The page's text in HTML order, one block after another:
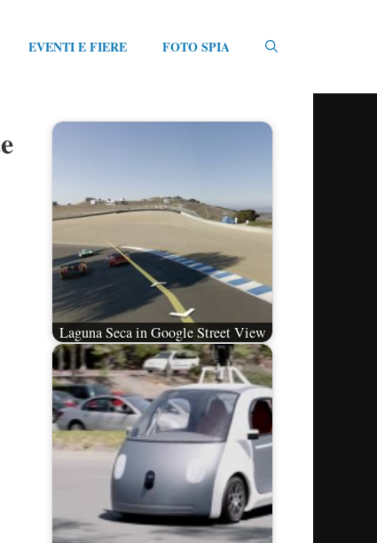
EVENTI E FIERE FOTO SPIA
Laguna Seca in Google Street View